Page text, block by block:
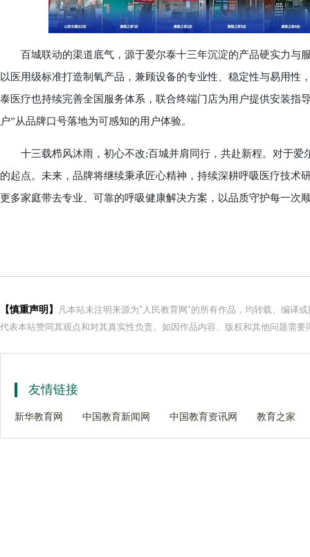
百城联动的渠道底气，源于爱尔泰十三年沉淀的产品硬实力与
以医用级标准打造制氧产品，兼顾设备的专业性、稳定性与易用
泰医疗也持续完善全国服务体系，联合终端门店为用户提供安装指
户”从品牌口号落地为可感知的用户体验。
十三载栉风沐雨，初心不改;百城并肩同行，共赴新程。对于爱
的起点。未来，品牌将继续秉承匠心精神，持续深耕呼吸医疗技术
更多家庭带去专业、可靠的呼吸健康解决方案，以品质守护每一次
【慎重声明】
凡本站未注明来源为"人民教育网"的所有作品，均转载、编译
代表本站赞同其观点和对其真实性负责。如因作品内容、版权和其他问题需
友情链接
新华教育网 中国教育新闻网 中国教育资讯网 教育之家